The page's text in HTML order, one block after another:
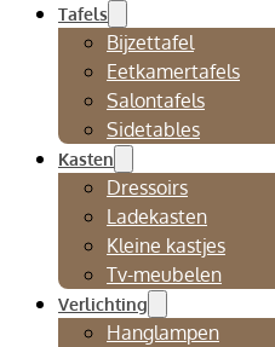
Tafels
Bijzettafel
Eetkamertafels
Salontafels
Sidetables
Kasten
Dressoirs
Ladekasten
Kleine kastjes
Tv-meubelen
Verlichting
Hanglampen